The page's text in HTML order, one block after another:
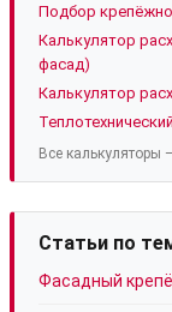
Подбор
Калькулятор
фасад)
Калькулятор
Все калькуляторы
Статьи по
Фасадный